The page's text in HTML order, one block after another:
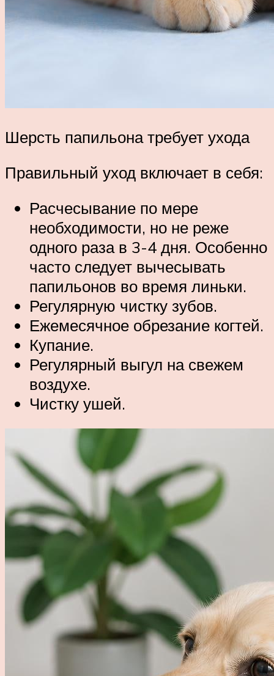
Шерсть папильона требует ухода
Правильный уход включает в себя:
Расчесывание по мере
необходимости, но не реже
одного раза в 3-4 дня. Особенно
часто следует вычесывать
папильонов во время линьки.
Регулярную чистку зубов.
Ежемесячное обрезание когтей.
Купание.
Регулярный выгул на свежем
воздухе.
Чистку ушей.